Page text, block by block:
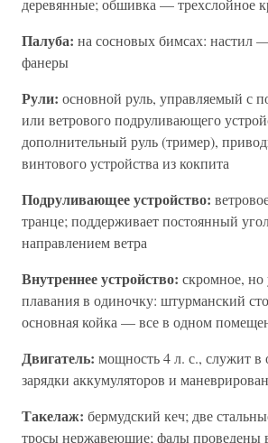
деревянные; обшивка — трехслойное
Палуба: на сосновых бимсах: настил
фанеры
Рули: основной руль, управляемый с
или ветрового подруливающего
дополнительный руль (тример),
винтового устройства из кокпита
Подруливающее устройство:
транце; поддерживает постоянный
направлением ветра
Внутреннее устройство: скромное, но
плавания в одиночку: штурманский
основная койка — все в одном
Двигатель: мощность 4 л. с., служит в
зарядки аккумуляторов и
Такелаж: бермудский кеч; две
тросы нержавеющие; фалы проведены